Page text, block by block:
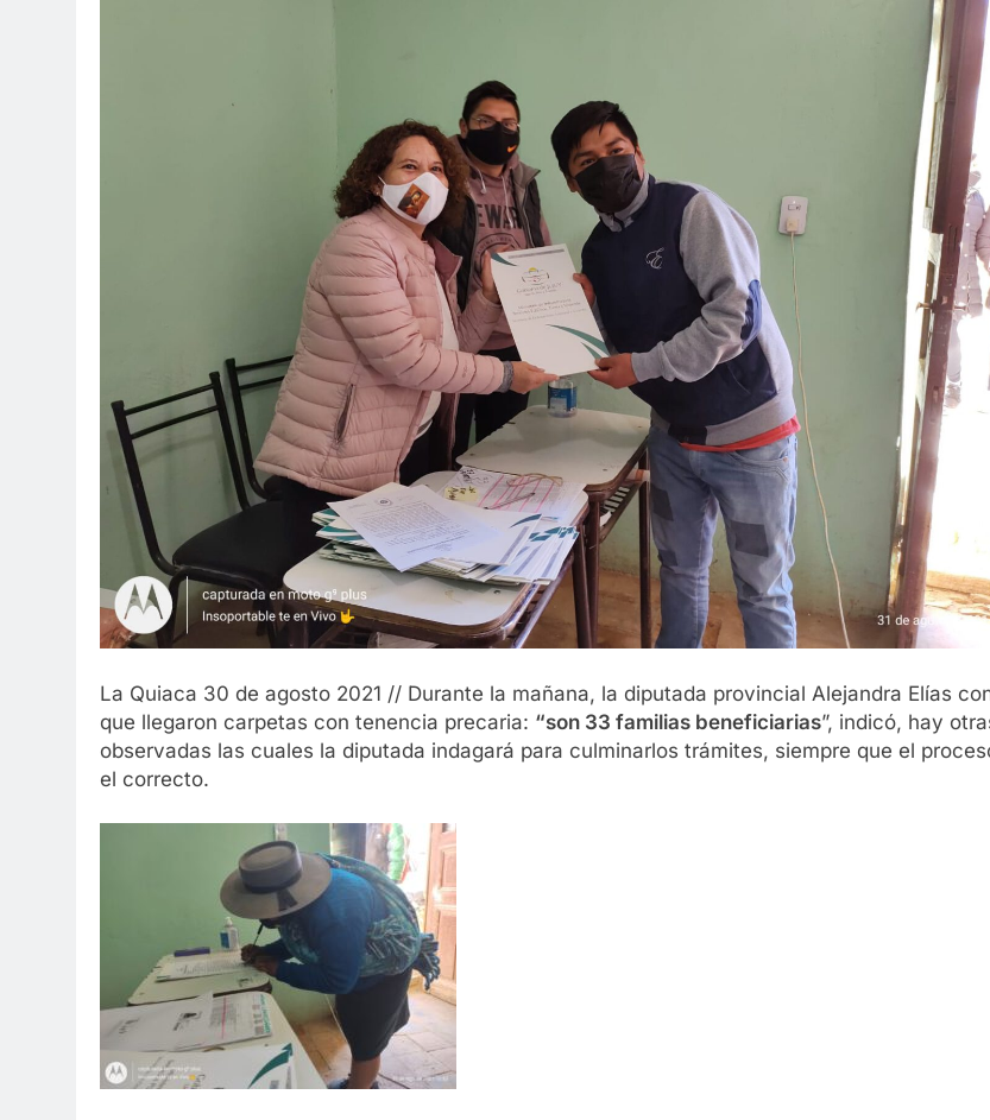
La Quiaca 30 de agosto 2021 // Durante la mañana, la diputada provincial Alejandra Elías
que llegaron carpetas con tenencia precaria: “son 33 familias beneficiarias”, indicó, hay
observadas las cuales la diputada indagará para culminarlos trámites, siempre que el
el correcto.